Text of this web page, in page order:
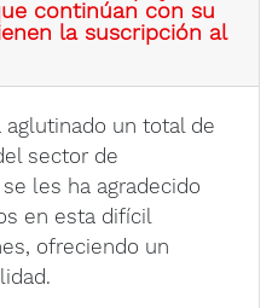
continúan con su
la suscripción al
aglutinado un total de
sector de
les ha agradecido
en esta difícil
ofreciendo un